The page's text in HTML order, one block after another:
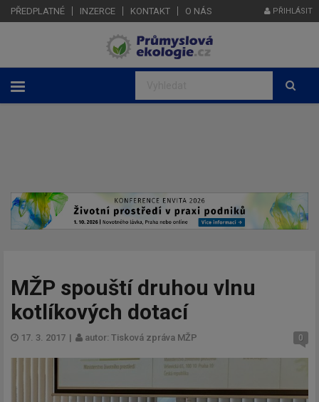
PŘEDPLATNÉ INZERCE KONTAKT O NÁS PŘIHLÁSIT
MŽP spouští druhou vlnu
kotlíkových dotací
17. 3. 2017 | autor: Tisková zpráva MŽP 0